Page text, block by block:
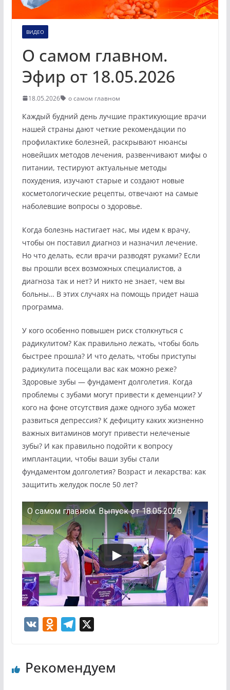
ВИДЕО
О самом главном.
Эфир от 18.05.2026
18.05.2026 о самом главном
Каждый будний день лучшие практикующие врачи
нашей страны дают четкие рекомендации по
профилактике болезней, раскрывают нюансы
новейших методов лечения, развенчивают мифы о
питании, тестируют актуальные методы
похудения, изучают старые и создают новые
косметологические рецепты, отвечают на самые
наболевшие вопросы о здоровье.
Когда болезнь настигает нас, мы идем к врачу,
чтобы он поставил диагноз и назначил лечение.
Но что делать, если врачи разводят руками? Если
вы прошли всех возможных специалистов, а
диагноза так и нет? И никто не знает, чем вы
больны… В этих случаях на помощь придет наша
программа.
У кого особенно повышен риск столкнуться с
радикулитом? Как правильно лежать, чтобы боль
быстрее прошла? И что делать, чтобы приступы
радикулита посещали вас как можно реже?
Здоровые зубы — фундамент долголетия. Когда
проблемы с зубами могут привести к деменции? У
кого на фоне отсутствия даже одного зуба может
развиться депрессия? К дефициту каких жизненно
важных витаминов могут привести нелеченые
зубы? И как правильно подойти к вопросу
имплантации, чтобы ваши зубы стали
фундаментом долголетия? Возраст и лекарства: как
защитить желудок после 50 лет?
О самом главном. Выпуск от 18.05.2026
o
e
Рекомендуем